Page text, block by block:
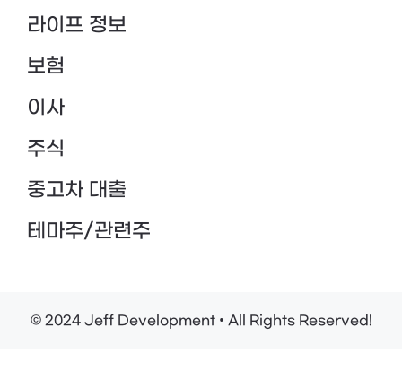
라이프 정보
보험
이사
주식
중고차 대출
테마주/관련주
© 2024 Jeff Development • All Rights Reserved!